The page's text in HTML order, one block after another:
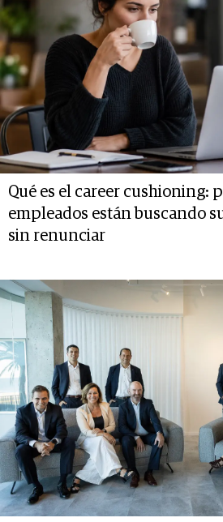
Qué es el career cushioning:
empleados están buscando
sin renunciar